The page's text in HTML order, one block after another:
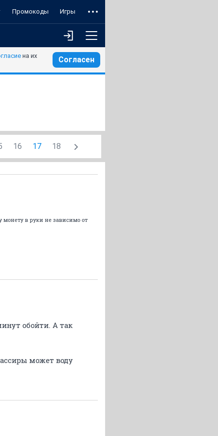
Промокоды Игры
на их Согласен
16 17 18
монету в руки не зависимо от
обойти. А так
может воду